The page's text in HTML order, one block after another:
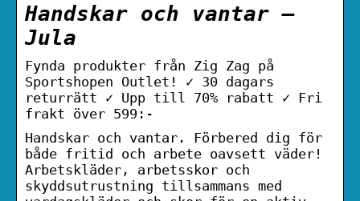
Handskar och vantar –
Jula
Fynda produkter från Zig Zag på
Sportshopen Outlet! ✓ 30 dagars
returrätt ✓ Upp till 70% rabatt ✓ Fri
frakt över 599:-
Handskar och vantar. Förbered dig för
både fritid och arbete oavsett väder!
Arbetskläder, arbetsskor och
skyddsutrustning tillsammans med